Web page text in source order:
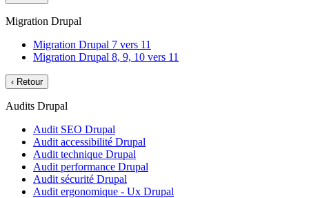
Migration Drupal
Migration Drupal 7 vers 11
Migration Drupal 8, 9, 10 vers 11
‹ Retour
Audits Drupal
Audit SEO Drupal
Audit accessibilité Drupal
Audit technique Drupal
Audit performance Drupal
Audit sécurité Drupal
Audit ergonomique - Ux Drupal